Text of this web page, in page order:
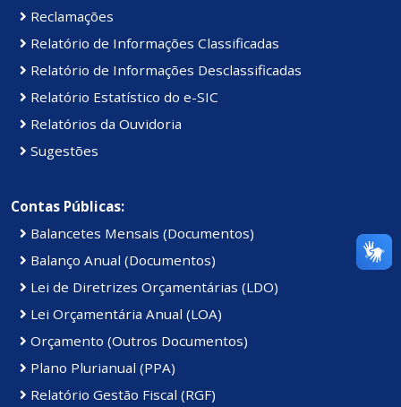
Reclamações
Relatório de Informações Classificadas
Relatório de Informações Desclassificadas
Relatório Estatístico do e-SIC
Relatórios da Ouvidoria
Sugestões
Contas Públicas:
Balancetes Mensais (Documentos)
Balanço Anual (Documentos)
Lei de Diretrizes Orçamentárias (LDO)
Lei Orçamentária Anual (LOA)
Orçamento (Outros Documentos)
Plano Plurianual (PPA)
Relatório Gestão Fiscal (RGF)